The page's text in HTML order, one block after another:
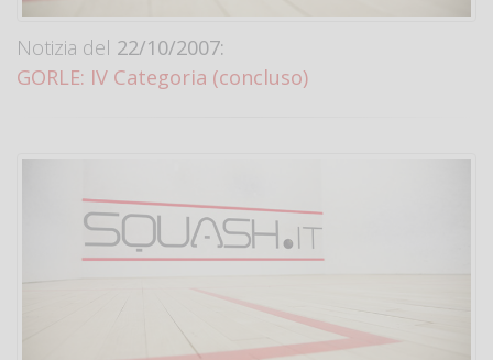
Notizia del 22/10/2007:
GORLE: IV Categoria (concluso)